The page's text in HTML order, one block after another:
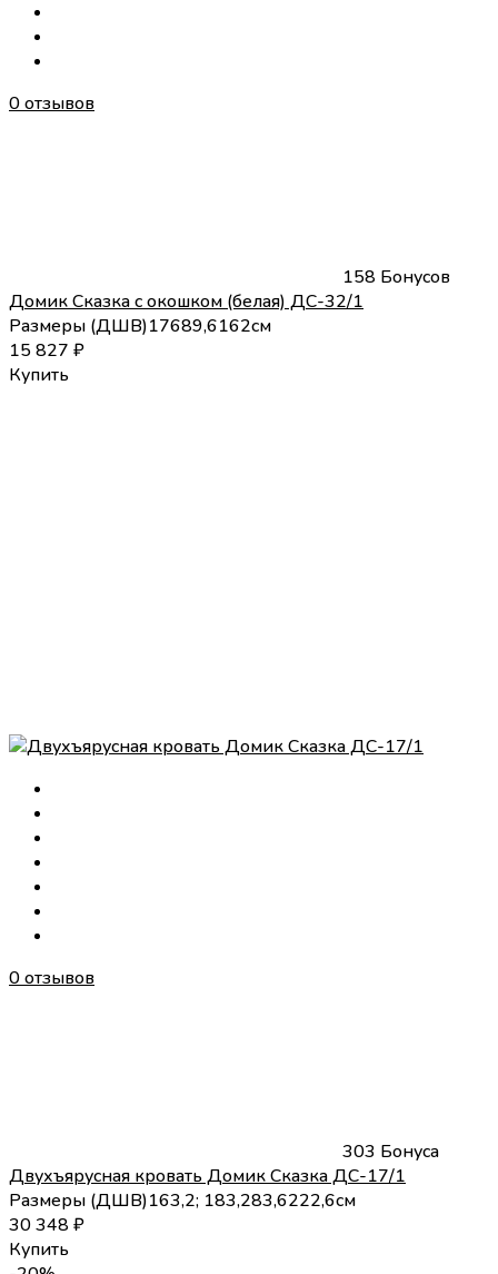
0 отзывов
158 Бонусов
Домик Сказка с окошком (белая) ДС-32/1
Размеры (ДШВ)17689,6162см
15 827 ₽
Купить
0 отзывов
303 Бонуса
Двухъярусная кровать Домик Сказка ДС-17/1
Размеры (ДШВ)163,2; 183,283,6222,6см
30 348 ₽
Купить